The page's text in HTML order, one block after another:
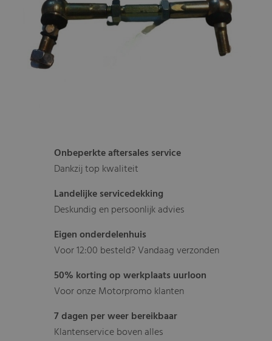
Onbeperkte aftersales service
Dankzij top kwaliteit
Landelijke servicedekking
Deskundig en persoonlijk advies
Eigen onderdelenhuis
Voor 12:00 besteld? Vandaag verzonden
50% korting op werkplaats uurloon
Voor onze Motorpromo klanten
7 dagen per weer bereikbaar
Klantenservice boven alles